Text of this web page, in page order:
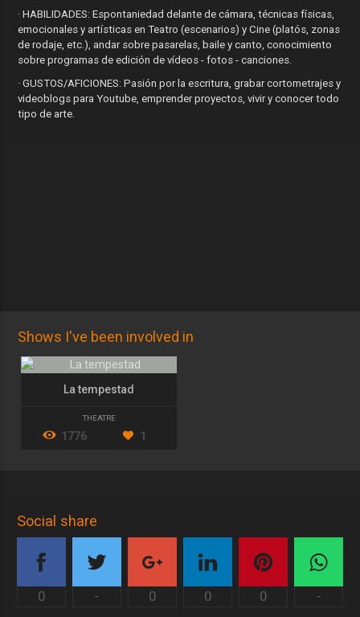
· HABILIDADES: Espontaniedad delante de cámara, técnicas físicas,
emocionales y artísticas en Teatro (escenarios) y Cine (platós, zonas
de rodaje, etc.), andar sobre pasarelas, baile y canto, conocimiento
sobre programas de edición de vídeos - fotos - canciones.
· GUSTOS/AFICIONES: Pasión por la escritura, grabar cortometrajes y
videoblogs para Youtube, emprender proyectos, vivir y conocer todo
tipo de arte.
Shows I've been involved in
La tempestad
THEATRE
1776 1
Social share
0 - 0 0 0 -